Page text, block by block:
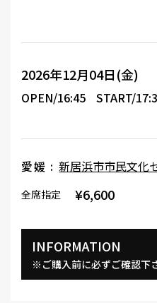
2026年12月04日(金)
OPEN/16:45 START/
愛媛 : 新居浜市市民文化
全席指定 ¥6,600
INFORMATION
※ご購入前に必ずご確認下